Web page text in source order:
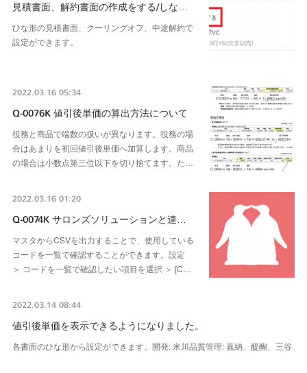
見積書面、解約書面の作成をする/しな…
ひな形の見積書面、クーリングオフ、中途解約で
設定ができます。
2022.03.16 05:34
Q-0076K 値引後単価の算出方法について
役務と商品で端数の扱いが異なります。役務の場
合はあまりを初回値引後単価へ加算します。商品
の場合は小数点第三位以下を切り捨てます。た…
2022.03.16 01:20
Q-0074K サロンズソリューションと連…
マスタからCSVを出力することで、使用している
コードを一覧で確認することができます。設定
＞ コードを一覧で確認したい項目を選択 ＞ [C…
2022.03.14 08:44
値引後単価を表示できるようになりました。
各書面のひな形から設定ができます。開発: 米川品質管理: 嘉納、醍醐、三谷